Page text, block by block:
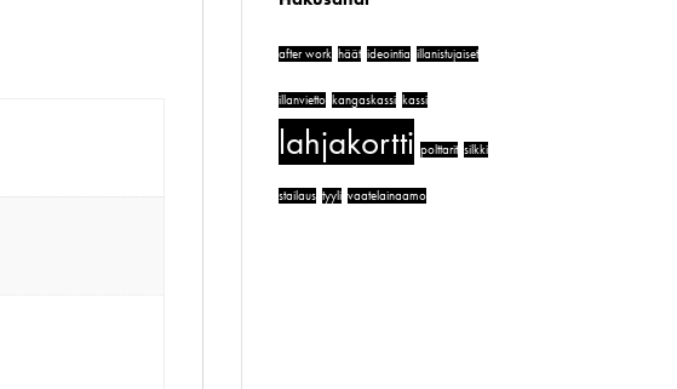
after work häät ideointia illanistujaiset
illanvietto kangaskassi kassi
lahjakortti polttarit silkki
stailaus tyyli vaatelainaamo